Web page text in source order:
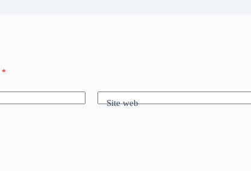
*
Site web